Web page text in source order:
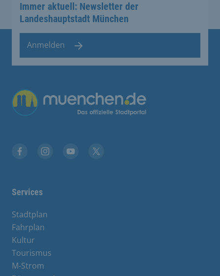
Immer aktuell: Newsletter der
Landeshauptstadt München
Anmelden
Übergreifende Links
Services
Stadtplan
Fahrplan
Kultur
Tourismus
M-Strom